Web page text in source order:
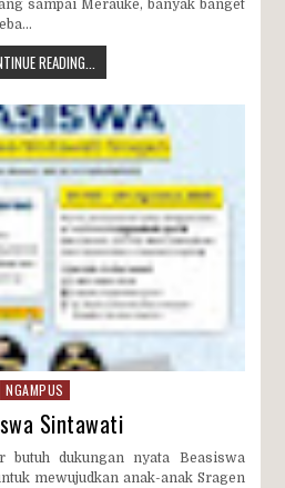
sampai Merauke, banyak banget
READING...
NGAMPUS
Sintawati
butuh dukungan nyata Beasiswa
mewujudkan anak-anak Sragen